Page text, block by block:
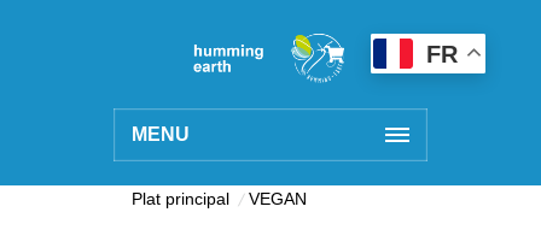
MENU
FR
Plat principal VEGAN